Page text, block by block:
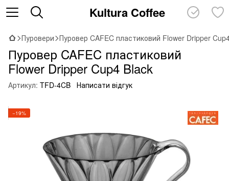
Kultura Coffee
Пуровери Пуровер CAFEC пластиковий Flower Dripper
Пуровер CAFEC пластиковий
Flower Dripper Cup4 Black
Артикул: TFD-4CB Написати відгук
−19%